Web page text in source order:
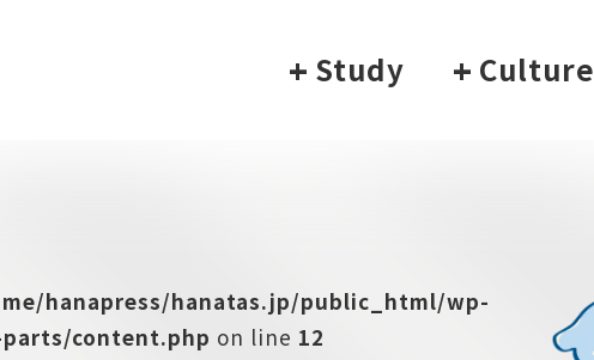
+ Study + Culture
hanapress/hanatas.jp/public_html/wp-
content.php on line 12